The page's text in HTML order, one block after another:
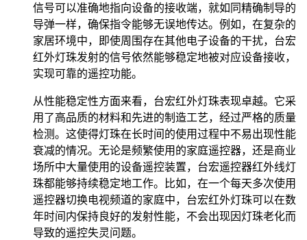
信号可以准确地指向设备的接收端，就如同精确制导的
导弹一样，确保指令能够无误地传达。例如，在复杂的
家居环境中，即使周围存在其他电子设备的干扰，台宏
红外灯珠发射的信号依然能够稳定地被对应设备接收，
实现可靠的遥控功能。
从性能稳定性方面来看，台宏红外灯珠表现卓越。它采
用了高品质的材料和先进的制造工艺，经过严格的质量
检测。这使得灯珠在长时间的使用过程中不易出现性能
衰减的情况。无论是频繁使用的家庭遥控器，还是商业
场所中大量使用的设备遥控装置，台宏遥控器红外线灯
珠都能够持续稳定地工作。比如，在一个每天多次使用
遥控器切换电视频道的家庭中，台宏红外灯珠可以在数
年时间内保持良好的发射性能，不会出现因灯珠老化而
导致的遥控失灵问题。